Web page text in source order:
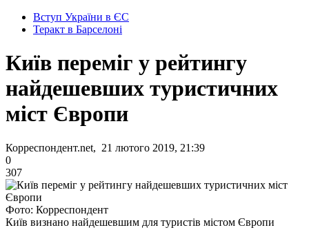
Вступ України в ЄС
Теракт в Барселоні
Київ переміг у рейтингу
найдешевших туристичних
міст Європи
Корреспондент.net, 21 лютого 2019, 21:39
0
307
Фото: Корреспондент
Київ визнано найдешевшим для туристів містом Європи